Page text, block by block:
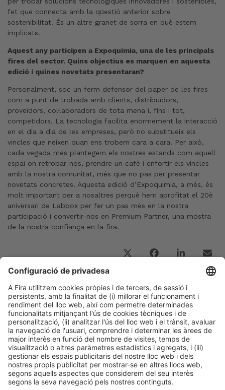
fet que connecta amb la qüestió anterior sobre
sostenibilitat. És un altre granet de sorra en què estem
implicats.
Aquest any participen a Expoquimia, una de les principals
fires del sector. Quins objectius es marquen en aquesta
edició i quines novetats presentaran?
Personalment, soc un ferm defensor del paper de les fires
com a punt de trobada amb clients, distribuïdors,
proveïdors, col·laboradors de tota mena i, fins i tot,
competidors. La tecnologia facilita enormement la interacció
en el dia a dia de les empreses, però no substitueix els
vincles que neixen quan ens trobem cara a cara. Per això,
cada vegada més plantegem els nostres estands com aquell
espai on retrobar-nos, prendre un cafè i enfortir els vincles
amb la nostra comunitat, més que no pas per presentar
novetats concretes. Aquesta edició d’Expoquimia, a més, és
molt important per a nosaltres perquè hem aprofitat el 20è
aniversari de Labbox per fer un pas més en la nostra
participació i convertir-nos en Premium Partner, una mostra
de la nostra confiança en la fira.
Post Anterior
La química reforça el seu paper com a eix de la
reindustrialització europea
Següent Post
«Expoquimia ens permet connectar amb actors
industrials i tecnòlegs en un mateix espai»